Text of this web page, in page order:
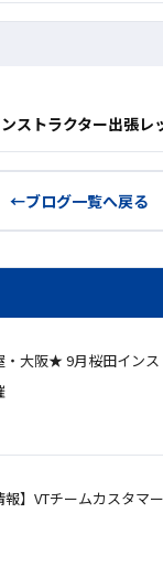
ストラクター出張レ
ブログ一覧へ戻る
大阪★ 9月桜田インス
報】VTチームカスタマ